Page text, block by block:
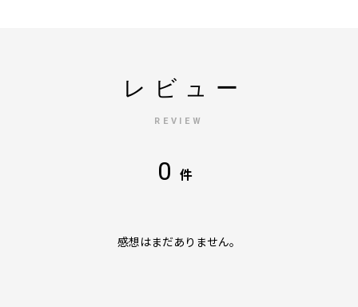
レビュー
REVIEW
0 件
感想はまだありません。